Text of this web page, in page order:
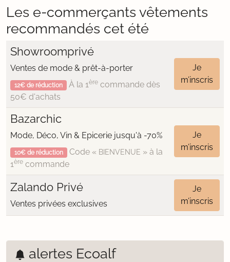
Les e-commerçants vêtements
recommandés cet été
Showroomprivé
Ventes de mode & prêt-à-porter
12€ de réduction À la 1èrecommande dès
50€ d'achats
Je
m’inscris
Bazarchic
Mode, Déco, Vin & Epicerie jusqu'à -70%
10€ de réduction Code « BIENVENUE » à la
1ère commande
Je
m’inscris
Zalando Privé
Ventes privées exclusives
Je
m’inscris
alertes Ecoalf